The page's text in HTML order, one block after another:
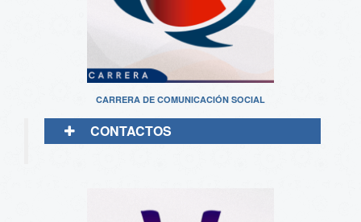
CARRERA DE COMUNICACIÓN SOCIAL
CONTACTOS